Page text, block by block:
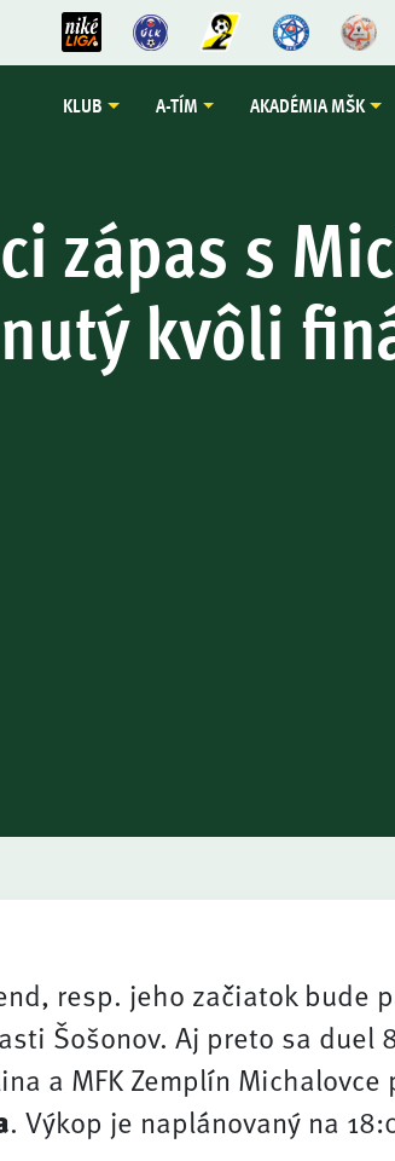
KLUB A-TÍM AKADÉMIA MŠK
zápas s
kvôli
resp. jeho začiatok bude
Šošonov. Aj preto sa duel
a MFK Zemplín
. Výkop je naplánovaný na